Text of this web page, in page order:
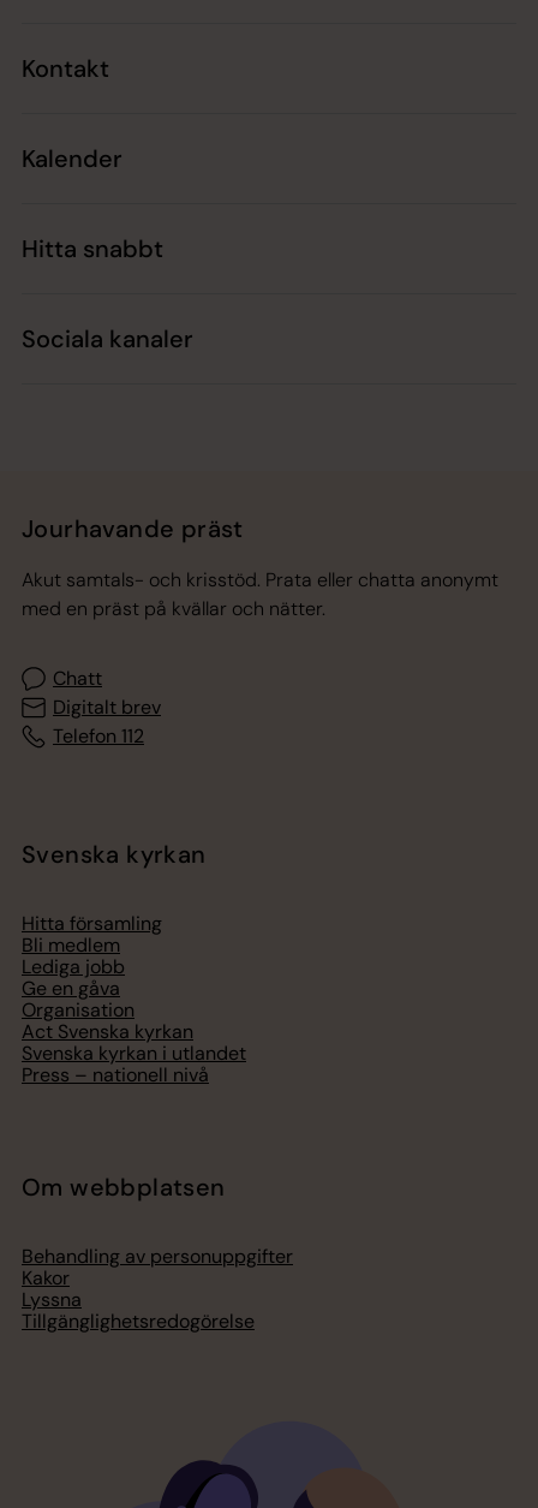
Kontakt
Kalender
Hitta snabbt
Sociala kanaler
Jourhavande präst
Akut samtals- och krisstöd. Prata eller chatta anonymt
med en präst på kvällar och nätter.
Chatt
Digitalt brev
Telefon 112
Svenska kyrkan
Hitta församling
Bli medlem
Lediga jobb
Ge en gåva
Organisation
Act Svenska kyrkan
Svenska kyrkan i utlandet
Press – nationell nivå
Om webbplatsen
Behandling av personuppgifter
Kakor
Lyssna
Tillgänglighetsredogörelse